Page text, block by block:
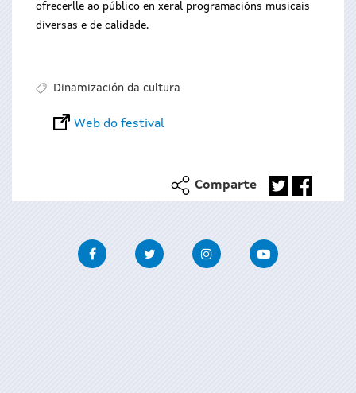
ofrecerlle ao público en xeral programacións musicais
diversas e de calidade.
Dinamización da cultura
Web do festival
Comparte
FacebookTwitter InstagramYoutube